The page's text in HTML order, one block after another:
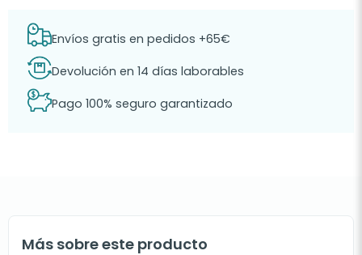
Envíos gratis en pedidos +65€
Devolución en 14 días laborables
Pago 100% seguro garantizado
Más sobre este producto